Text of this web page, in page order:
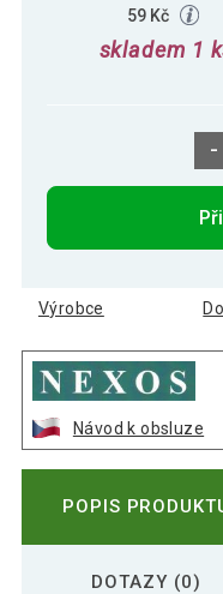
59 Kč
skladem 1
-
Výrobce
Návod k obsluze
POPIS
DOTAZY (0)